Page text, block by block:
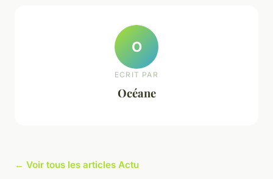
O
ECRIT PAR
Océane
← Voir tous les articles Actu